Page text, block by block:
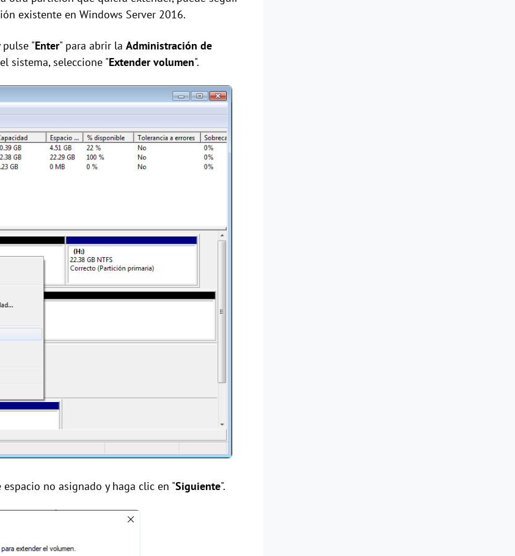
existente en Windows Server 2016.
pulse "Enter" para abrir la Administración de
sistema, seleccione "Extender volumen".
no asignado y haga clic en "Siguiente".